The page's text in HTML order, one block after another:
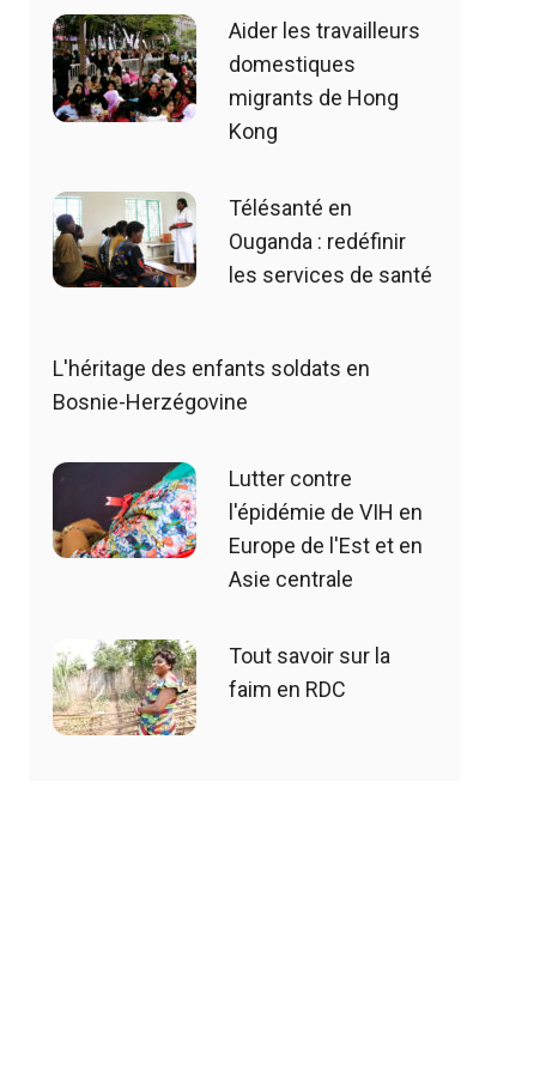
Aider les travailleurs
domestiques
migrants de Hong
Kong
Télésanté en
Ouganda : redéfinir
les services de santé
L'héritage des enfants soldats en
Bosnie-Herzégovine
Lutter contre
l'épidémie de VIH en
Europe de l'Est et en
Asie centrale
Tout savoir sur la
faim en RDC